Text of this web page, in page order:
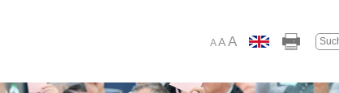
A AA